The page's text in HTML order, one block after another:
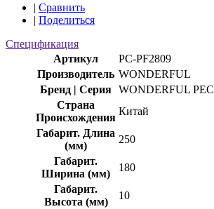
| Сравнить
| Поделиться
Спецификация
Артикул
PC-PF2809
Производитель WONDERFUL
Бренд | Серия WONDERFUL PEC
Страна
Происхождения
Китай
Габарит. Длина
(мм)
250
Габарит.
Ширина (мм)
180
Габарит.
Высота (мм)
10